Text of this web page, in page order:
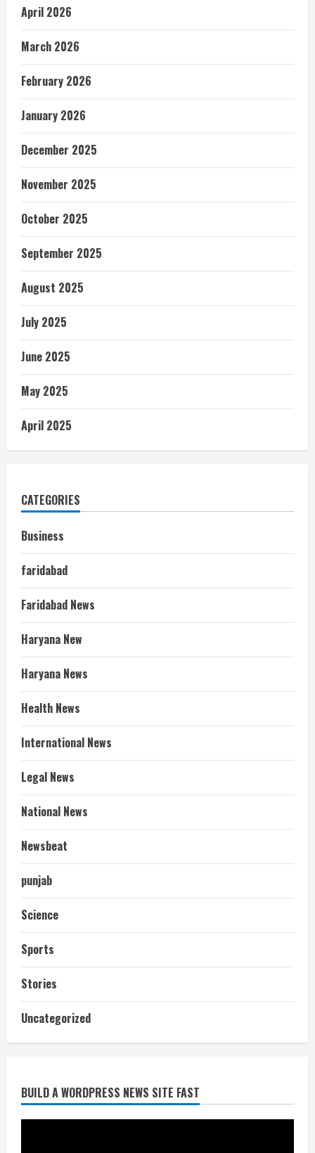
April 2026
March 2026
February 2026
January 2026
December 2025
November 2025
October 2025
September 2025
August 2025
July 2025
June 2025
May 2025
April 2025
CATEGORIES
Business
faridabad
Faridabad News
Haryana New
Haryana News
Health News
International News
Legal News
National News
Newsbeat
punjab
Science
Sports
Stories
Uncategorized
BUILD A WORDPRESS NEWS SITE FAST
July 24, 2026
निर्धारित मानक व नियम का बारीकी से किया
जाएगा परीक्षण, तब कार्रवाई